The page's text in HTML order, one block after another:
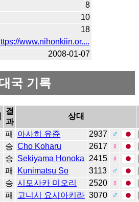
8
10
18
www.nihonkiin.or....
2008-01-07
국 기록
결
과
상대
패 아사히 유쥰 2937 ♂
승 Cho Koharu 2617 ♀
승 Sekiyama Honoka 2415 ♀
패 Kunimatsu So 3113 ♂
승 시모사카 미오리 2520 ♀
패 고니시 요시아키라 3070 ♂